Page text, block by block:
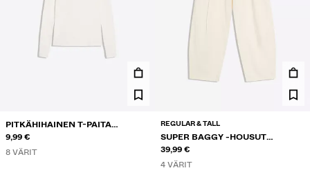
PITKÄHIHAINEN T-PAITA
PYÖREÄLLÄ KAULA-AUKOLLA
9,99 €
8 VÄRIT
REGULAR & TALL
SUPER BAGGY -HOUSUT
PELLAVASEKOITETTA
39,99 €
4 VÄRIT